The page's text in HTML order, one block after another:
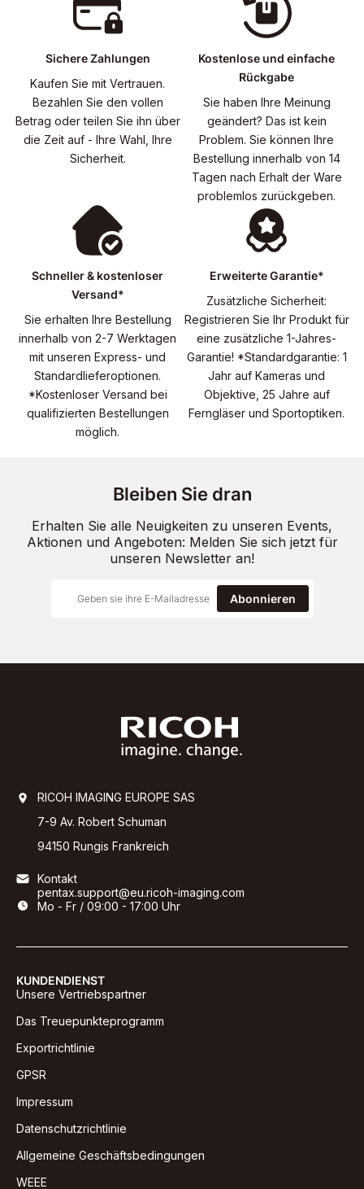
Sichere Zahlungen
Kaufen Sie mit Vertrauen.
Bezahlen Sie den vollen
Betrag oder teilen Sie ihn über
die Zeit auf - Ihre Wahl, Ihre
Sicherheit.
Kostenlose und einfache
Rückgabe
Sie haben Ihre Meinung
geändert? Das ist kein
Problem. Sie können Ihre
Bestellung innerhalb von 14
Tagen nach Erhalt der Ware
problemlos zurückgeben.
Schneller & kostenloser
Versand*
Sie erhalten Ihre Bestellung
innerhalb von 2-7 Werktagen
mit unseren Express- und
Standardlieferoptionen.
*Kostenloser Versand bei
qualifizierten Bestellungen
möglich.
Erweiterte Garantie*
Zusätzliche Sicherheit:
Registrieren Sie Ihr Produkt für
eine zusätzliche 1-Jahres-
Garantie! *Standardgarantie: 1
Jahr auf Kameras und
Objektive, 25 Jahre auf
Ferngläser und Sportoptiken.
Bleiben Sie dran
Erhalten Sie alle Neuigkeiten zu unseren Events,
Aktionen und Angeboten: Melden Sie sich jetzt für
unseren Newsletter an!
Abonnieren
RICOH IMAGING EUROPE SAS
7-9 Av. Robert Schuman
94150 Rungis Frankreich
Kontakt
pentax.support@eu.ricoh-imaging.com
Mo - Fr / 09:00 - 17:00 Uhr
KUNDENDIENST
Unsere Vertriebspartner
Das Treuepunkteprogramm
Exportrichtlinie
GPSR
Impressum
Datenschutzrichtlinie
Allgemeine Geschäftsbedingungen
WEEE